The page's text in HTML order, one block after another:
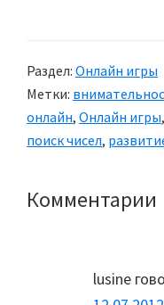
Раздел: Онлайн игры
Метки:
онлайн, Онлайн игры,
поиск чисел,
Reader
Комментарии
lusine